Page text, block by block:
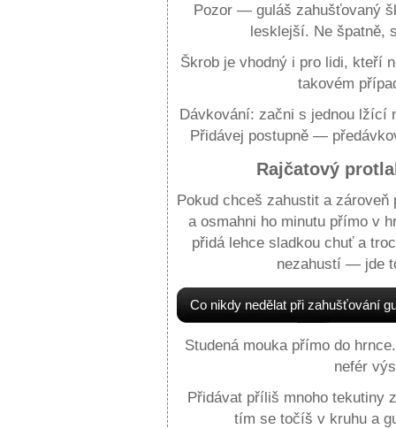
Pozor — guláš zahušťovaný
lesklejší. Ne špatně,
Škrob je vhodný i pro lidi, kteří
takovém
Dávkování: začni s jednou lžící
Přidávej postupně —
Rajčatový
Pokud chceš zahustit a
a osmahni ho minutu přímo v
přidá lehce sladkou chuť a
nezahustí — jde
Co nikdy nedělat při zahušťování
Studená mouka přímo do
nefér
Přidávat příliš mnoho tekutiny
tím se točíš v kruhu a